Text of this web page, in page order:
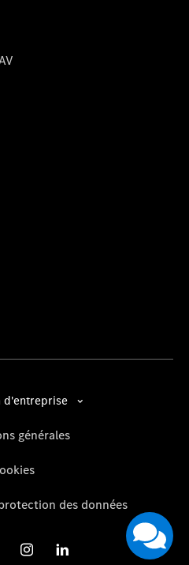
d'entreprise
générales
des données